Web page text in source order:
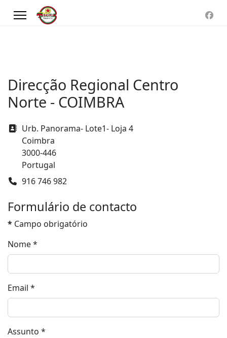
Direcção Regional Centro
Norte - COIMBRA
Morada
Urb. Panorama- Lote1- Loja 4
Coimbra
3000-446
Portugal
Telefone
916 746 982
Formulário de contacto
* Campo obrigatório
Nome*
Email *
Assunto *